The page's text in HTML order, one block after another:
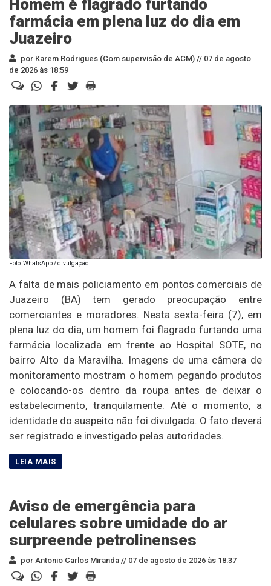
Homem é flagrado furtando
farmácia em plena luz do dia em
Juazeiro
por Karem Rodrigues (Com supervisão de ACM) // 07 de agosto
de 2026 às 18:59
Foto: WhatsApp / divulgação
A falta de mais policiamento em pontos comerciais de
Juazeiro (BA) tem gerado preocupação entre
comerciantes e moradores. Nesta sexta-feira (7), em
plena luz do dia, um homem foi flagrado furtando uma
farmácia localizada em frente ao Hospital SOTE, no
bairro Alto da Maravilha. Imagens de uma câmera de
monitoramento mostram o homem pegando produtos
e colocando-os dentro da roupa antes de deixar o
estabelecimento, tranquilamente. Até o momento, a
identidade do suspeito não foi divulgada. O fato deverá
ser registrado e investigado pelas autoridades.
Aviso de emergência para
celulares sobre umidade do ar
surpreende petrolinenses
por Antonio Carlos Miranda // 07 de agosto de 2026 às 18:37